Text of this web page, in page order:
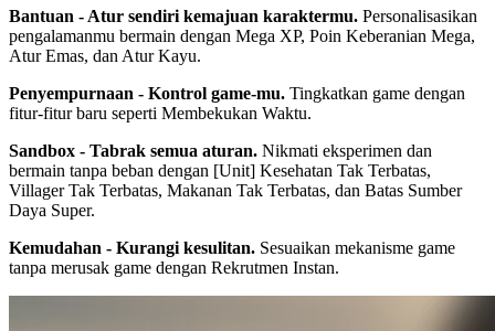
Bantuan - Atur sendiri kemajuan karaktermu. Personalisasikan
pengalamanmu bermain dengan Mega XP, Poin Keberanian Mega,
Atur Emas, dan Atur Kayu.
Penyempurnaan - Kontrol game-mu. Tingkatkan game dengan
fitur-fitur baru seperti Membekukan Waktu.
Sandbox - Tabrak semua aturan. Nikmati eksperimen dan
bermain tanpa beban dengan [Unit] Kesehatan Tak Terbatas,
Villager Tak Terbatas, Makanan Tak Terbatas, dan Batas Sumber
Daya Super.
Kemudahan - Kurangi kesulitan. Sesuaikan mekanisme game
tanpa merusak game dengan Rekrutmen Instan.